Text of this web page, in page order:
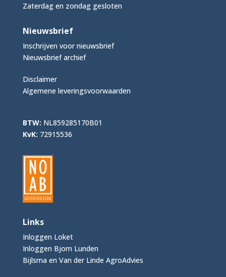
Zaterdag en zondag gesloten
Nieuwsbrief
Inschrijven voor nieuwsbrief
Nieuwsbrief archief
Disclaimer
Algemene leveringsvoorwaarden
BTW: NL859285170B01
KvK: 72915536
Links
Inloggen Loket
Inloggen Bjorn Lunden
Bijlsma en Van der Linde AgroAdvies